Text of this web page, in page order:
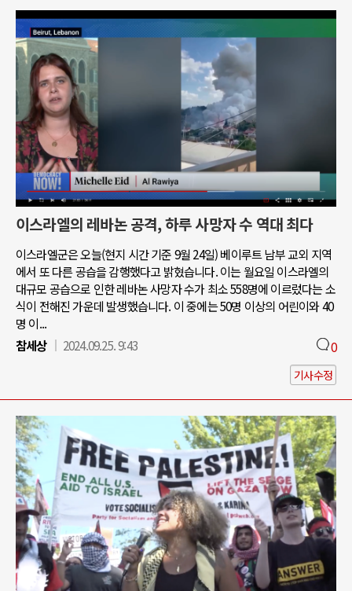
이스라엘의 레바논 공격, 하루 사망자 수 역대 최다
이스라엘군은 오늘(현지 시간 기준 9월 24일) 베이루트 남부 교외 지역
에서 또 다른 공습을 감행했다고 밝혔습니다. 이는 월요일 이스라엘의
대규모 공습으로 인한 레바논 사망자 수가 최소 558명에 이르렀다는 소
식이 전해진 가운데 발생했습니다. 이 중에는 50명 이상의 어린이와 40
명 이...
참세상
2024.09.25. 9:43 0
기사수정